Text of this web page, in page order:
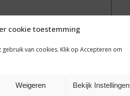
cookie toestemming
gebruik van cookies. Klik op Accepteren om
Weigeren Bekijk Instellingen
Sluit een gratis
het complete archief van